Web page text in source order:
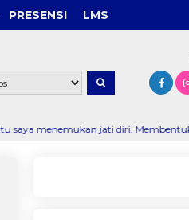
PRESENSI LMS
diri. Membentuk saya